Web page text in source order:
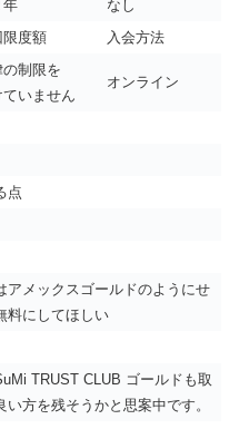
年
なし
限度額 入会方法
の制限を
ていません
オンライン
点
アメックスゴールドのようにせ
料にしてほしい
TRUST CLUB ゴールドも取
方を残そうかと思案中です。